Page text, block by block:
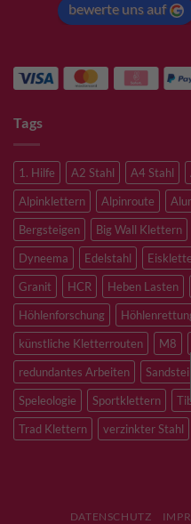
bewerte uns auf
Tags
1. Hilfe A2 Stahl A4 Stahl
Alpinklettern
Alpinroute
Bergsteigen
Big Wall Klettern
Dyneema
Edelstahl
Granit
HCR Heben Lasten
Höhlenforschung
künstliche Kletterrouten
M8
redundantes Arbeiten
Sandstein
Speleologie
Sportklettern
Trad Klettern
verzinkter Stahl
DATENSCHUTZ